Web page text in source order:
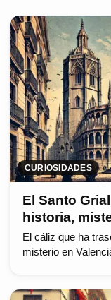
CURIOSIDADES
El Santo
historia,
El cáliz que ha
misterio en